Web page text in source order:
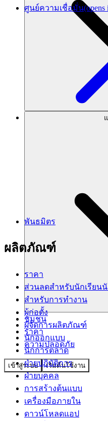
ชุมชน
ราคา
ความปลอดภัย
เข้าสู่ระบบ เริ่มต้นใช้งาน
ศูนย์ความเชื่อมั่น
พันธมิตร
ผลิตภัณฑ์
ราคา
ส่วนลดสำหรับนักเรียน
สำหรับการทำงาน
ผู้ก่อตั้ง
ผู้จัดการผลิตภัณฑ์
นักออกแบบ
นักการตลาด
ฝ่ายปฏิบัติการ
ฝ่ายบุคคล
การสร้างต้นแบบ
เครื่องมือภายใน
ดาวน์โหลดแอป